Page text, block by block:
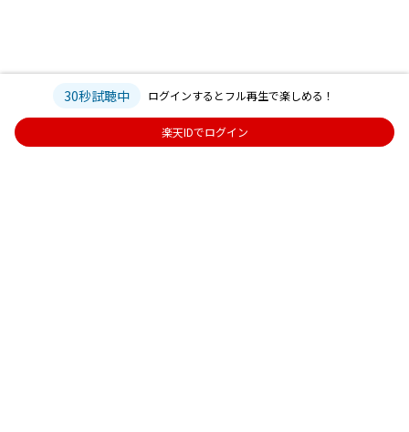
30秒試聴中 ログインするとフル再生で楽しめる！
楽天IDでログイン